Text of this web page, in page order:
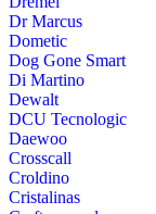
Dr Marcus
Dometic
Dog Gone Smart
Di Martino
Dewalt
DCU Tecnologic
Daewoo
Crosscall
Croldino
Cristalinas